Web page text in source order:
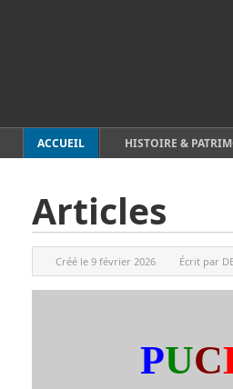
ACCUEIL HISTOIRE &
Articles
Créé le 9 février 2026 Écrit par
PUC